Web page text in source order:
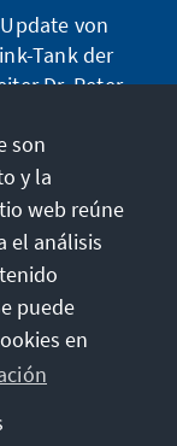
von
Tank der
Dr. Peter
die wir
halten.
son
y la
web reúne
el análisis
puede
en